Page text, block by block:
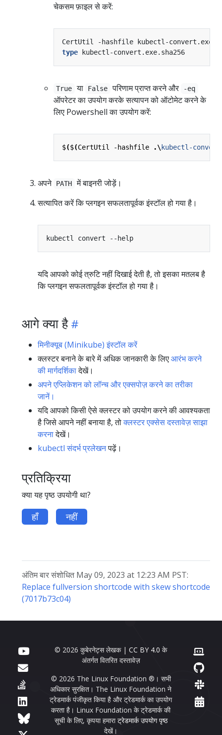
चेकसम फ़ाइल से करें:
type
True या False परिणाम प्राप्त करने और -eq
ऑपरेटर का उपयोग करके सत्यापन को ऑटोमेट करने के
लिए Powershell का उपयोग करें:
$($(CertUtil -hashfile .\ kubectl-convert
अपने PATH में बाइनरी जोड़ें।
सत्यापित करें कि प्लगइन सफलतापूर्वक इंस्टॉल हो गया है।
यदि आपको कोई त्रुटि नहीं दिखाई देती है, तो इसका मतलब है
कि प्लगइन सफलतापूर्वक इंस्टॉल हो गया है।
आगे क्या है
मिनीक्यूब (Minikube) इंस्टॉल करें
क्लस्टर बनाने के बारे में अधिक जानकारी के लिएआरंभ करने
की मार्गदर्शिकादेखें।
अपने एप्लिकेशन को लॉन्च और एक्सपोज़ करने का तरीका
जानें।
यदि आपको किसी ऐसे क्लस्टर को उपयोग करने की आवश्यकता
है जिसे आपने नहीं बनाया है, तोक्लस्टर एक्सेस दस्तावेज़ साझा
करनादेखें।
kubectl संदर्भ प्रलेखनपढ़ें।
प्रतिक्रिया
क्या यह पृष्ठ उपयोगी था?
हाँ नहीं
अंतिम बार संशोधित May 09, 2023 at 12:23 AM PST:
Replace fullversion shortcode with skew shortcode
(7017b73c04)
© 2026 कुबेरनेट्स लेखक |CC BY 4.0 के
अंतर्गत वितरित दस्तावेज़
© 2026 The Linux Foundation ®। सभी
अधिकार सुरक्षित। The Linux Foundation ने
ट्रेडमार्क पंजीकृत किया है और ट्रेडमार्क का उपयोग
करता है। Linux Foundation के ट्रेडमार्क की
सूची के लिए, कृपया हमाराट्रेडमार्क उपयोग पृष्ठ
देखें।